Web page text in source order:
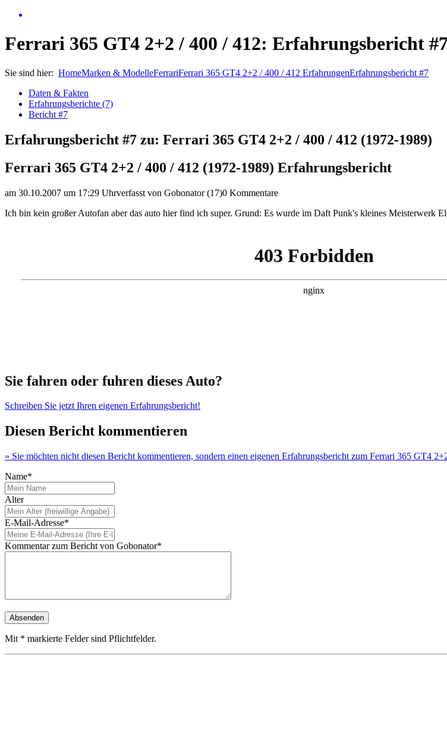
Ferrari 365 GT4 2+2 / 400 / 412: Erfahrungsbericht
Sie sind hier: HomeMarken & ModelleFerrariFerrari 365 GT4 2+2 / 400 / 412 ErfahrungenErfahrungsbericht #7
Daten & Fakten
Erfahrungsberichte (7)
Bericht #7
Erfahrungsbericht #7 zu: Ferrari 365 GT4 2+2 / 400 / 412 (1972-1989)
Ferrari 365 GT4 2+2 / 400 / 412 (1972-1989) Erfahrungsbericht
am 30.10.2007 um 17:29 Uhrverfasst von Gobonator (17)0 Kommentare
Ich bin kein großer Autofan aber das auto hier find ich super. Grund: Es wurde im Daft Punk's kleines Meisterwerk
Sie fahren oder fuhren dieses Auto?
Schreiben Sie jetzt Ihren eigenen Erfahrungsbericht!
Diesen Bericht kommentieren
» Sie möchten nicht diesen Bericht kommentieren, sondern einen eigenen Erfahrungsbericht zum Ferrari 365 GT4
Name*
Alter
E-Mail-Adresse*
Kommentar zum Bericht von Gobonator*
Mit * markierte Felder sind Pflichtfelder.